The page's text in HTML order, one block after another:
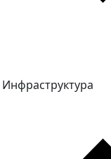
Инфраструктура